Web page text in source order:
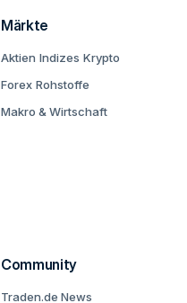
Märkte
Aktien Indizes Krypto
Forex Rohstoffe
Makro & Wirtschaft
Community
Traden.de News